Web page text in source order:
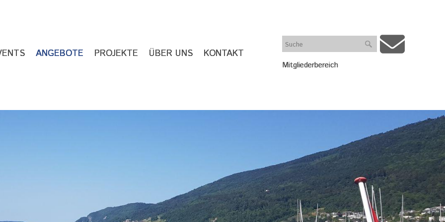
ANGEBOTE PROJEKTE ÜBER UNS KONTAKT
Suche
Mitgliederbereich